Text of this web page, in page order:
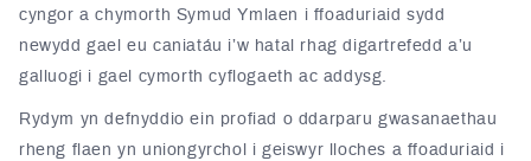
cyngor a chymorth Symud Ymlaen i ffoaduriaid sydd
newydd gael eu caniatáu i’w hatal rhag digartrefedd a’u
galluogi i gael cymorth cyflogaeth ac addysg.
Rydym yn defnyddio ein profiad o ddarparu gwasanaethau
rheng flaen yn uniongyrchol i geiswyr lloches a ffoaduriaid i